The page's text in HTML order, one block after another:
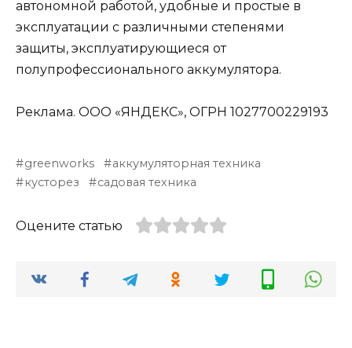
автономной работой, удобные и простые в
эксплуатации с различными степенями
защиты, эксплуатирующиеся от
полупрофессионального аккумулятора.
Реклама. ООО «ЯНДЕКС», ОГРН 1027700229193
greenworks
аккумуляторная техника
кусторез
садовая техника
Оцените статью